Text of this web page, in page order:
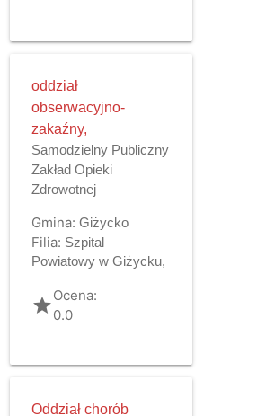
oddział
obserwacyjno-
zakaźny,
Samodzielny Publiczny
Zakład Opieki
Zdrowotnej
Gmina: Giżycko
Filia: Szpital
Powiatowy w Giżycku,
gradeOcena:
0.0
Oddział chorób